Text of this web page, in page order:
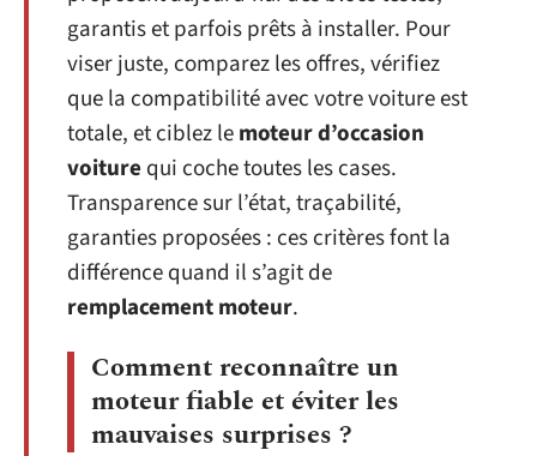
garantis et parfois prêts à installer. Pour
viser juste, comparez les offres, vérifiez
que la compatibilité avec votre voiture est
totale, et ciblez lemoteur d’occasion
voiture qui coche toutes les cases.
Transparence sur l’état, traçabilité,
garanties proposées : ces critères font la
différence quand il s’agit de
remplacement moteur.
Comment reconnaître un
moteur fiable et éviter les
mauvaises surprises ?